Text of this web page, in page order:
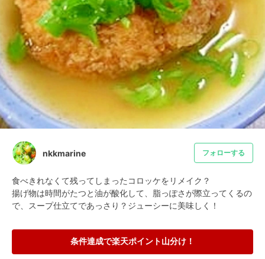
nkkmarine フォローする
食べきれなくて残ってしまったコロッケをリメイク？
揚げ物は時間がたつと油が酸化して、脂っぽさが際立ってくるの
で、スープ仕立てであっさり？ジューシーに美味しく！
条件達成で楽天ポイント山分け！